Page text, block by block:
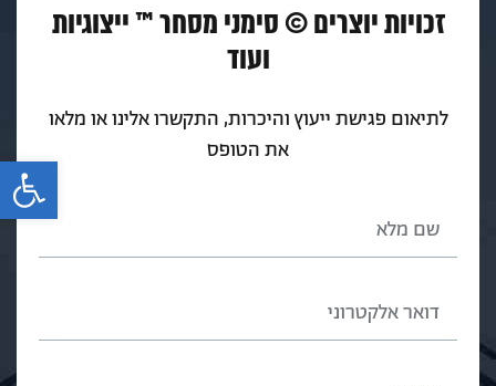
זכויות יוצרים © סימני מסחר ™ ייצוגיות
ועוד
לתיאום פגישת ייעוץ והיכרות, התקשרו אלינו או מלאו
את הטופס